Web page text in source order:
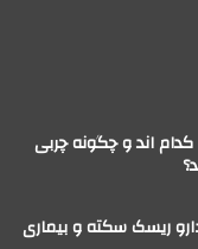
اند و چگونه چربی
ریسک سکته و بیماری